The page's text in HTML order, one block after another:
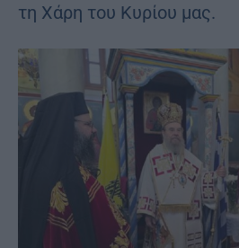
τη Χάρη του Κυρίου μας.